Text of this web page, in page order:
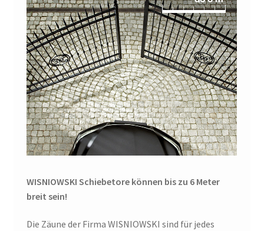
WISNIOWSKI Schiebetore können bis zu 6 Meter
breit sein!
Die Zäune der Firma WISNIOWSKI sind für jedes